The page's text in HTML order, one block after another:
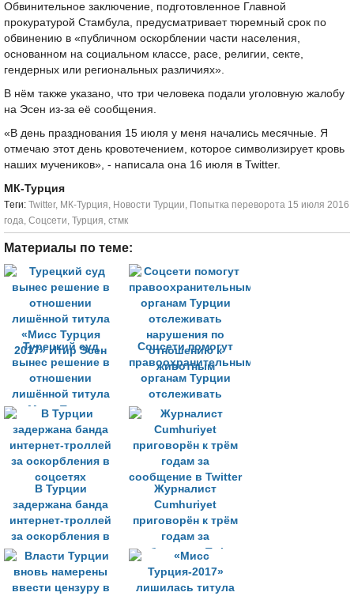
Обвинительное заключение, подготовленное Главной
прокуратурой Стамбула, предусматривает тюремный срок по
обвинению в «публичном оскорблении части населения,
основанном на социальном классе, расе, религии, секте,
гендерных или региональных различиях».
В нём также указано, что три человека подали уголовную жалобу
на Эсен из-за её сообщения.
«В день празднования 15 июля у меня начались месячные. Я
отмечаю этот день кровотечением, которое символизирует кровь
наших мучеников», - написала она 16 июля в Twitter.
МК-Турция
Tеги: Twitter, МК-Турция, Новости Турции, Попытка переворота 15 июля 2016
года, Соцсети, Турция, стмк
Материалы по теме:
Турецкий суд
вынес решение в
отношении
лишённой титула
«Мисс Турция
2017» Итир Эсен
Соцсети помогут
правоохранительным
органам Турции
отслеживать
нарушения по
отношению к
животным
В Турции
задержана банда
интернет-троллей
за оскорбления в
соцсетях
Журналист
Cumhuriyet
приговорён к трём
годам за
сообщение в Twitter